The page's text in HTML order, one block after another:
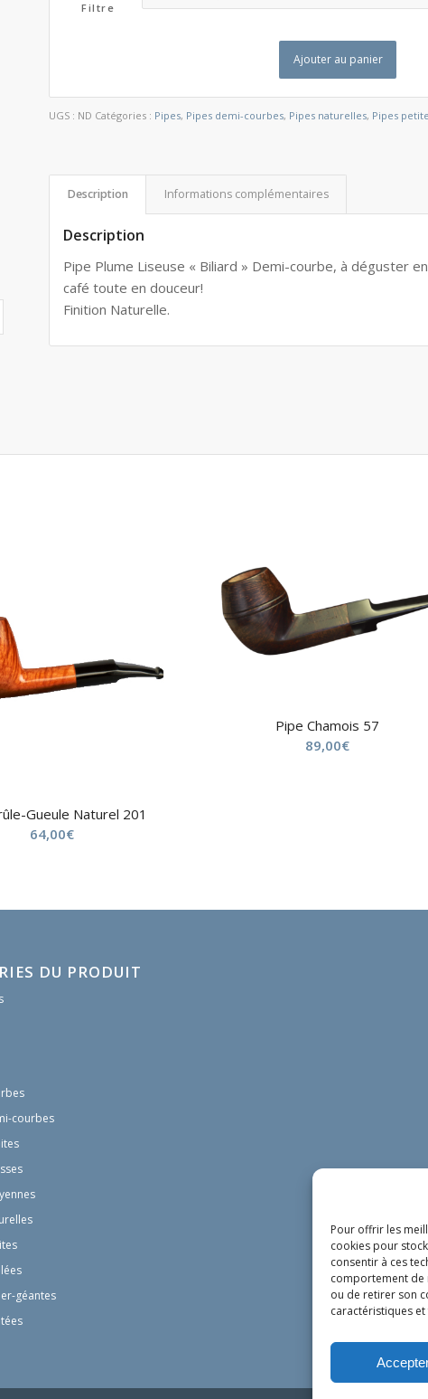
Pour offrir les
cookies pour
consentir à ces
comportement de
ou de retirer son
caractéristiques
Filtre
Ajouter au panier
UGS : ND Catégories : Pipes, Pipes demi-courbes, Pipes naturelles, Pipes
Description Informations complémentaires
Description
Pipe Plume Liseuse « Biliard » Demi-courbe, à déguster
café toute en douceur!
Finition Naturelle.
Gueule Naturel 201
64,00€
Pipe Chamois 57
89,00€
DU PRODUIT
courbes
géantes